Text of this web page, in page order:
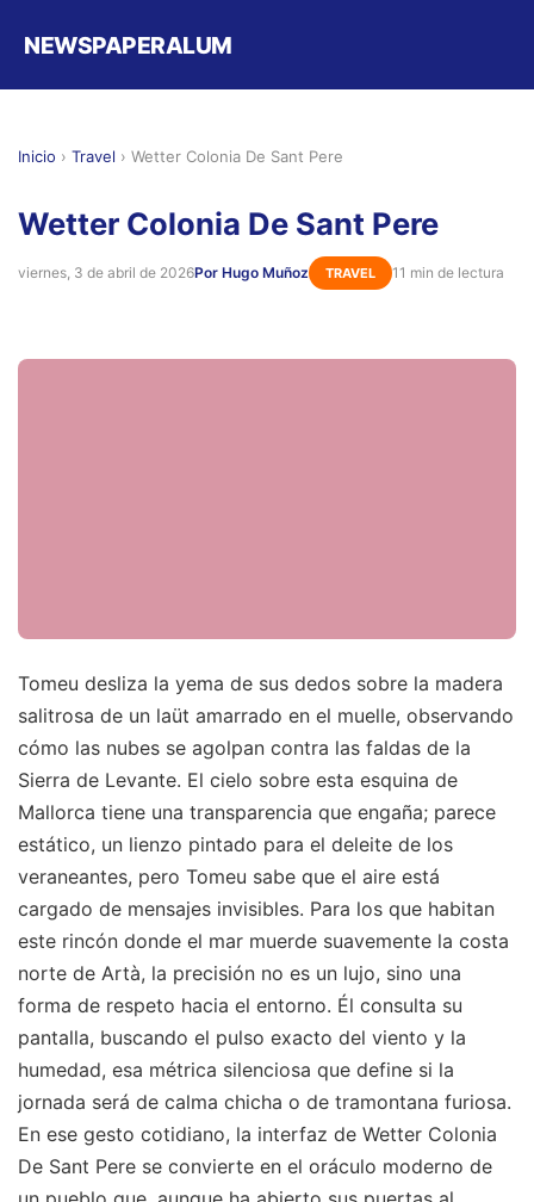
NEWSPAPERALUM
Inicio › Travel › Wetter Colonia De Sant Pere
Wetter Colonia De Sant Pere
viernes, 3 de abril de 2026Por Hugo Muñoz TRAVEL 11 min de lectura
Tomeu desliza la yema de sus dedos sobre la madera
salitrosa de un laüt amarrado en el muelle, observando
cómo las nubes se agolpan contra las faldas de la
Sierra de Levante. El cielo sobre esta esquina de
Mallorca tiene una transparencia que engaña; parece
estático, un lienzo pintado para el deleite de los
veraneantes, pero Tomeu sabe que el aire está
cargado de mensajes invisibles. Para los que habitan
este rincón donde el mar muerde suavemente la costa
norte de Artà, la precisión no es un lujo, sino una
forma de respeto hacia el entorno. Él consulta su
pantalla, buscando el pulso exacto del viento y la
humedad, esa métrica silenciosa que define si la
jornada será de calma chicha o de tramontana furiosa.
En ese gesto cotidiano, la interfaz de Wetter Colonia
De Sant Pere se convierte en el oráculo moderno de